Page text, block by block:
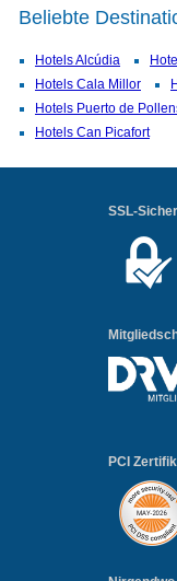
Beliebte
Hotels Alcúdia
Hotels Cala Millor
Hotels Puerto de
Hotels Can Picafort
SSL-
PCI